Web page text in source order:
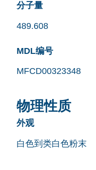
分子量
489.608
MDL编号
MFCD00323348
物理性质
外观
白色到类白色粉末